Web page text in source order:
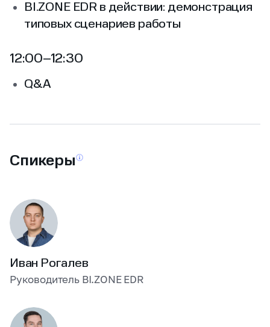
BI.ZONE EDR в действии: демонстрация
типовых сценариев работы
12:00–12:30
Q&A
Спикеры
Иван Рогалев
Руководитель BI.ZONE EDR